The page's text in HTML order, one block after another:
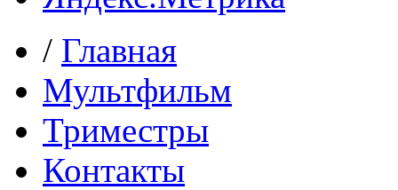
/ Главная
Мультфильм
Триместры
Контакты